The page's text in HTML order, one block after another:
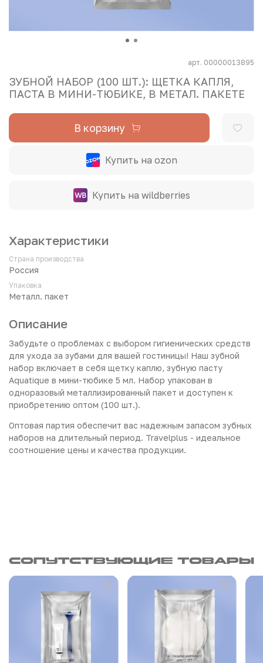
арт. 00000013895
ЗУБНОЙ НАБОР (100 ШТ.): ЩЕТКА КАПЛЯ,
ПАСТА В МИНИ-ТЮБИКЕ, В МЕТАЛ. ПАКЕТЕ
В корзину
Купить на ozon
Купить на wildberries
Характеристики
Страна производства
Россия
Упаковка
Металл. пакет
Описание
Забудьте о проблемах с выбором гигиенических средств
для ухода за зубами для вашей гостиницы! Наш зубной
набор включает в себя щетку каплю, зубную пасту
Aquatique в мини-тюбике 5 мл. Набор упакован в
одноразовый металлизированный пакет и доступен к
приобретению оптом (100 шт.).
Оптовая партия обеспечит вас надежным запасом зубных
наборов на длительный период. Travelplus - идеальное
соотношение цены и качества продукции.
Сопутствующие товары